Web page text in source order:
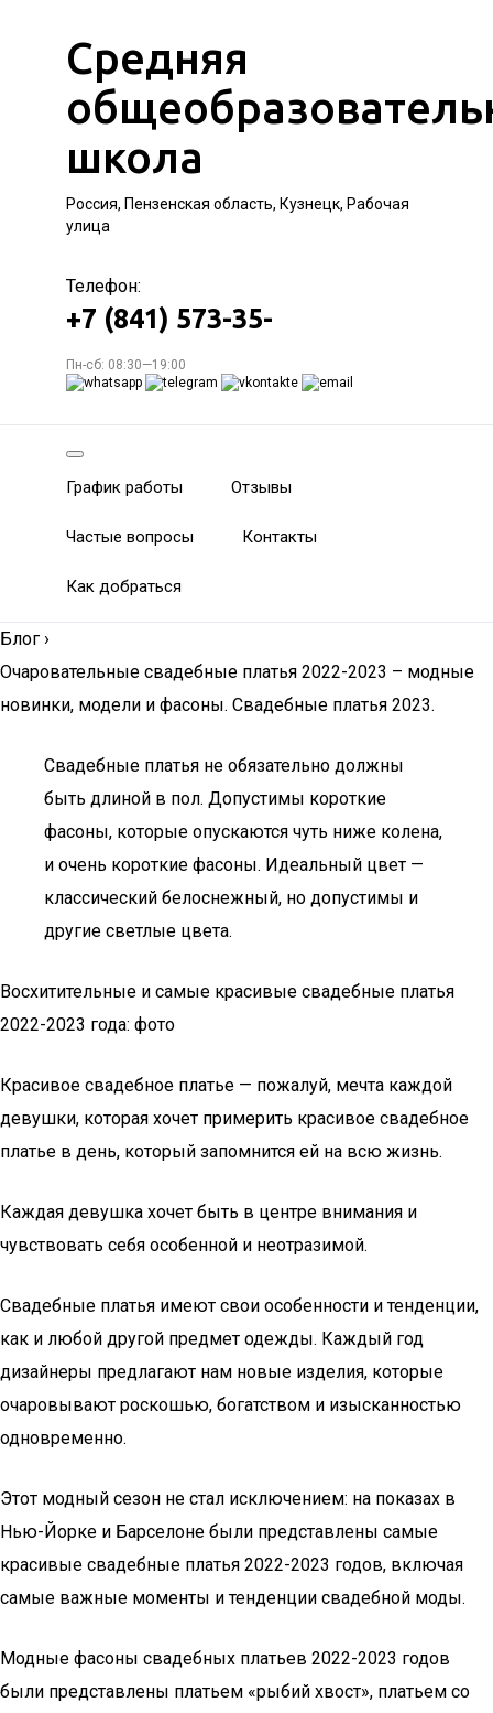
Средняя
школа
Россия, Пензенская область, Кузнецк, Рабочая
улица
Телефон:
+7 (841) 573-35-
Пн-сб: 08:30—19:00
График работы Отзывы
Частые вопросы Контакты
Как добраться
Блог ›
Очаровательные свадебные платья 2022-2023 – модные
новинки, модели и фасоны. Свадебные платья 2023.
Свадебные платья не обязательно должны
быть длиной в пол. Допустимы короткие
фасоны, которые опускаются чуть ниже колена,
и очень короткие фасоны. Идеальный цвет —
классический белоснежный, но допустимы и
другие светлые цвета.
Восхитительные и самые красивые свадебные платья
2022-2023 года: фото
Красивое свадебное платье — пожалуй, мечта каждой
девушки, которая хочет примерить красивое свадебное
платье в день, который запомнится ей на всю жизнь.
Каждая девушка хочет быть в центре внимания и
чувствовать себя особенной и неотразимой.
Свадебные платья имеют свои особенности и тенденции,
как и любой другой предмет одежды. Каждый год
дизайнеры предлагают нам новые изделия, которые
очаровывают роскошью, богатством и изысканностью
одновременно.
Этот модный сезон не стал исключением: на показах в
Нью-Йорке и Барселоне были представлены самые
красивые свадебные платья 2022-2023 годов, включая
самые важные моменты и тенденции свадебной моды.
Модные фасоны свадебных платьев 2022-2023 годов
были представлены платьем «рыбий хвост», платьем со